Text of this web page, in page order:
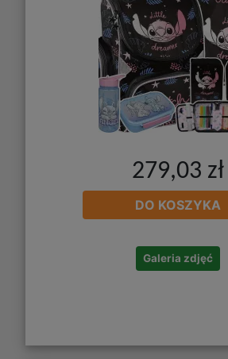
279,03 zł
DO KOSZYKA
Galeria zdjęć